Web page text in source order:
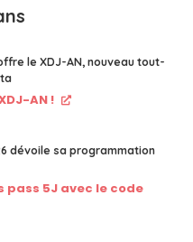
le XDJ-AN, nouveau tout-
AN !
dévoile sa programmation
pass 5J avec le code